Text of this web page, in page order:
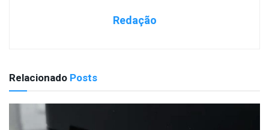
Redação
Relacionado Posts